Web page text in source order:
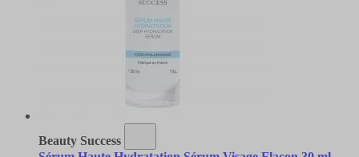
Beauty Success